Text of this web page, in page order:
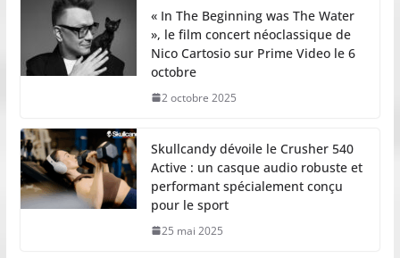
« In The Beginning was The Water
», le film concert néoclassique de
Nico Cartosio sur Prime Video le 6
octobre
2 octobre 2025
Skullcandy dévoile le Crusher 540
Active : un casque audio robuste et
performant spécialement conçu
pour le sport
25 mai 2025